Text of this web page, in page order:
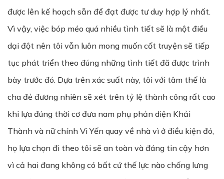
được lên kế hoạch sẵn để đạt được tư duy hợp lý nhất.
Vì vậy, việc bóp méo quá nhiều tình tiết sẽ là một điều
dại đột nên tôi vẫn luôn mong muốn cốt truyện sẽ tiếp
tục phát triển theo đúng những tình tiết đã được trình
bày trước đó. Dựa trên xác suất này, tôi với tâm thế là
cha đẻ đương nhiên sẽ xét trên tỷ lệ thành công rất cao
khi lựa đúng thời cơ đưa nam phụ phản diện Khải
Thành và nữ chính Vi Yến quay về nhà vì ở điều kiện đó,
họ lựa chọn đi theo tôi sẽ an toàn và đáng tin cậy hơn
vì cả hai đang không có bất cứ thế lực nào chống lưng